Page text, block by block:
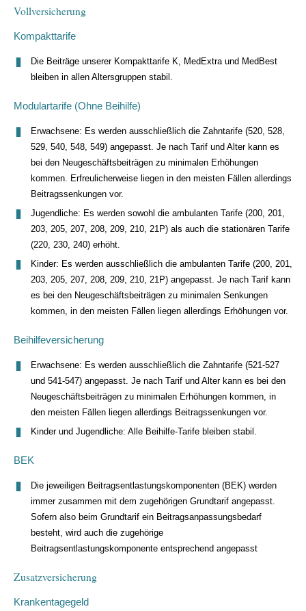
Vollversicherung
Kompakttarife
Die Beiträge unserer Kompakttarife K, MedExtra und MedBest
bleiben in allen Altersgruppen stabil.
Modulartarife (Ohne Beihilfe)
Erwachsene: Es werden ausschließlich die Zahntarife (520, 528,
529, 540, 548, 549) angepasst. Je nach Tarif und Alter kann es
bei den Neugeschäftsbeiträgen zu minimalen Erhöhungen
kommen. Erfreulicherweise liegen in den meisten Fällen allerdings
Beitragssenkungen vor.
Jugendliche: Es werden sowohl die ambulanten Tarife (200, 201,
203, 205, 207, 208, 209, 210, 21P) als auch die stationären Tarife
(220, 230, 240) erhöht.
Kinder: Es werden ausschließlich die ambulanten Tarife (200, 201,
203, 205, 207, 208, 209, 210, 21P) angepasst. Je nach Tarif kann
es bei den Neugeschäftsbeiträgen zu minimalen Senkungen
kommen, in den meisten Fällen liegen allerdings Erhöhungen vor.
Beihilfeversicherung
Erwachsene: Es werden ausschließlich die Zahntarife (521-527
und 541-547) angepasst. Je nach Tarif und Alter kann es bei den
Neugeschäftsbeiträgen zu minimalen Erhöhungen kommen, in
den meisten Fällen liegen allerdings Beitragssenkungen vor.
Kinder und Jugendliche: Alle Beihilfe-Tarife bleiben stabil.
BEK
Die jeweiligen Beitragsentlastungskomponenten (BEK) werden
immer zusammen mit dem zugehörigen Grundtarif angepasst.
Sofern also beim Grundtarif ein Beitragsanpassungsbedarf
besteht, wird auch die zugehörige
Beitragsentlastungskomponente entsprechend angepasst
Zusatzversicherung
Krankentagegeld